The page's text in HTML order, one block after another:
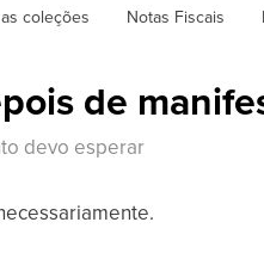
coleções Notas Fiscais
de
devo esperar